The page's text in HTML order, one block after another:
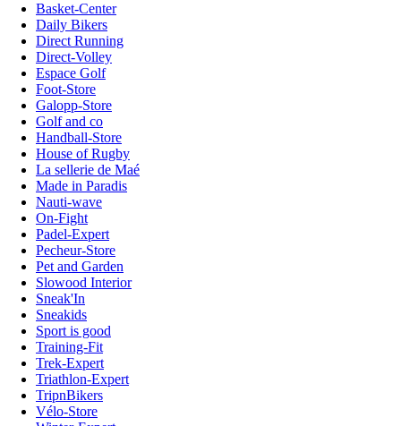
Basket-Center
Daily Bikers
Direct Running
Direct-Volley
Espace Golf
Foot-Store
Galopp-Store
Golf and co
Handball-Store
House of Rugby
La sellerie de Maé
Made in Paradis
Nauti-wave
On-Fight
Padel-Expert
Pecheur-Store
Pet and Garden
Slowood Interior
Sneak'In
Sneakids
Sport is good
Training-Fit
Trek-Expert
Triathlon-Expert
TripnBikers
Vélo-Store